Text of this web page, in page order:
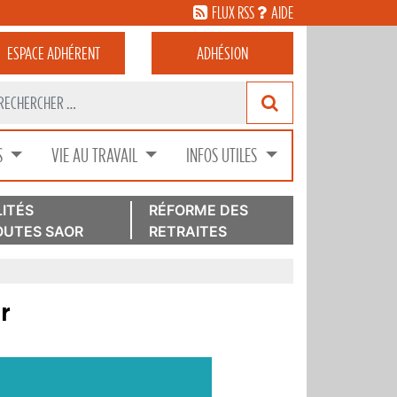
FLUX RSS AIDE
ESPACEADHÉRENT ADHÉSION
VIE AU TRAVAIL INFOS UTILES
SAOR
RÉFORME DES
RETRAITES